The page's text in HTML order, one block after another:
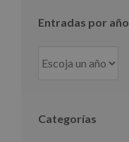
Entradas por año
Categorías